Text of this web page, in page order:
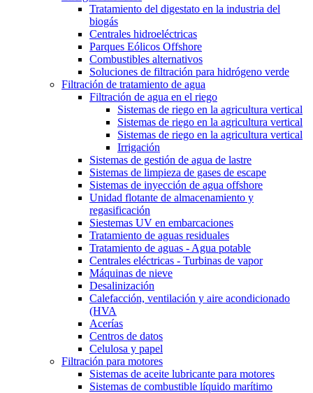
Tratamiento del digestato en la industria del
biogás
Centrales hidroeléctricas
Parques Eólicos Offshore
Combustibles alternativos
Soluciones de filtración para hidrógeno verde
Filtración de tratamiento de agua
Filtración de agua en el riego
Sistemas de riego en la agricultura vertical
Sistemas de riego en la agricultura vertical
Sistemas de riego en la agricultura vertical
Irrigación
Sistemas de gestión de agua de lastre
Sistemas de limpieza de gases de escape
Sistemas de inyección de agua offshore
Unidad flotante de almacenamiento y
regasificación
Siestemas UV en embarcaciones
Tratamiento de aguas residuales
Tratamiento de aguas - Agua potable
Centrales eléctricas - Turbinas de vapor
Máquinas de nieve
Desalinización
Calefacción, ventilación y aire acondicionado
(HVA
Acerías
Centros de datos
Celulosa y papel
Filtración para motores
Sistemas de aceite lubricante para motores
Sistemas de combustible líquido marítimo